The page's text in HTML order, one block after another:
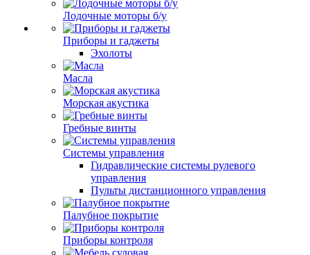
Лодочные моторы б/у
Приборы и гаджеты
Эхолоты
Масла
Морская акустика
Гребные винты
Системы управления
Гидравлические системы рулевого
управления
Пульты дистанционного управления
Палубное покрытие
Приборы контроля